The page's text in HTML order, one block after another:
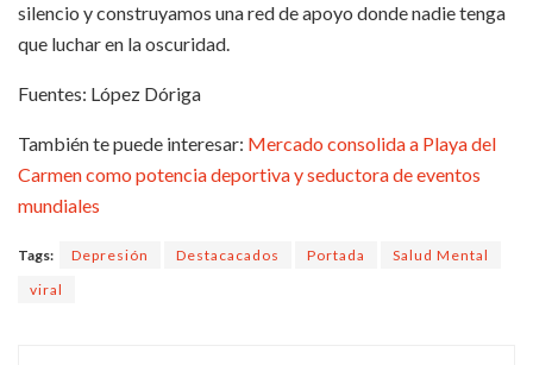
silencio y construyamos una red de apoyo donde nadie tenga
que luchar en la oscuridad.
Fuentes: López Dóriga
También te puede interesar: Mercado consolida a Playa del
Carmen como potencia deportiva y seductora de eventos
mundiales
Tags: Depresión Destacacados Portada
Salud Mental
viral